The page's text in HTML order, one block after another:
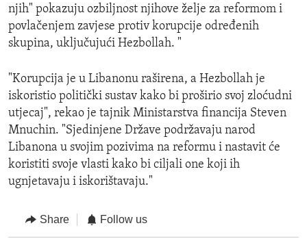
njih" pokazuju ozbiljnost njihove želje za reformom i
povlačenjem zavjese protiv korupcije određenih
skupina, uključujući Hezbollah. "
"Korupcija je u Libanonu raširena, a Hezbollah je
iskoristio politički sustav kako bi proširio svoj zloćudni
utjecaj", rekao je tajnik Ministarstva financija Steven
Mnuchin. "Sjedinjene Države podržavaju narod
Libanona u svojim pozivima na reformu i nastavit će
koristiti svoje vlasti kako bi ciljali one koji ih
ugnjetavaju i iskorištavaju."
Share Follow us